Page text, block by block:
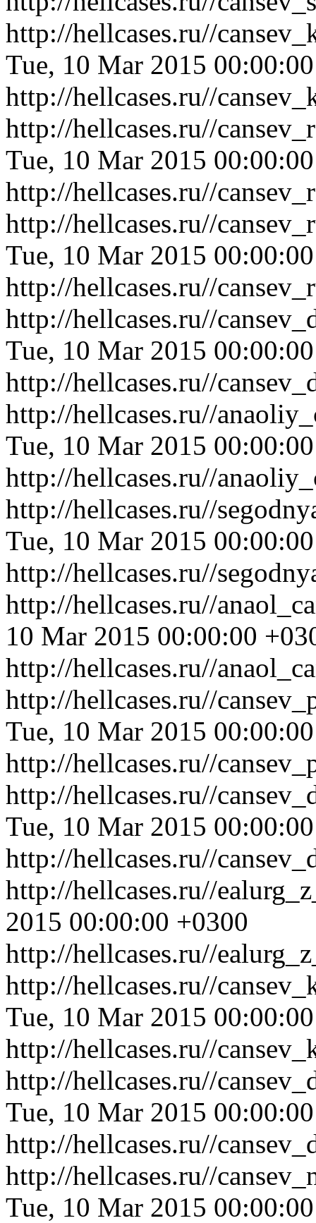
http://hellcases.ru//
Tue, 10 Mar 2015
http://hellcases.ru//
http://hellcases.ru//
Tue, 10 Mar 2015
http://hellcases.ru//
http://hellcases.ru//
Tue, 10 Mar 2015
http://hellcases.ru//
http://hellcases.ru//
Tue, 10 Mar 2015
http://hellcases.ru//
http://hellcases.ru//
Tue, 10 Mar 2015
http://hellcases.ru//
http://hellcases.ru//
Tue, 10 Mar 2015
http://hellcases.ru//
http://hellcases.ru//
10 Mar 2015 00:00:00
http://hellcases.ru//
http://hellcases.ru//
Tue, 10 Mar 2015
http://hellcases.ru//
http://hellcases.ru//
Tue, 10 Mar 2015
http://hellcases.ru//
http://hellcases.ru//
2015 00:00:00 +0300
http://hellcases.ru//
http://hellcases.ru//
Tue, 10 Mar 2015
http://hellcases.ru//
http://hellcases.ru//
Tue, 10 Mar 2015
http://hellcases.ru//
http://hellcases.ru//
Tue, 10 Mar 2015